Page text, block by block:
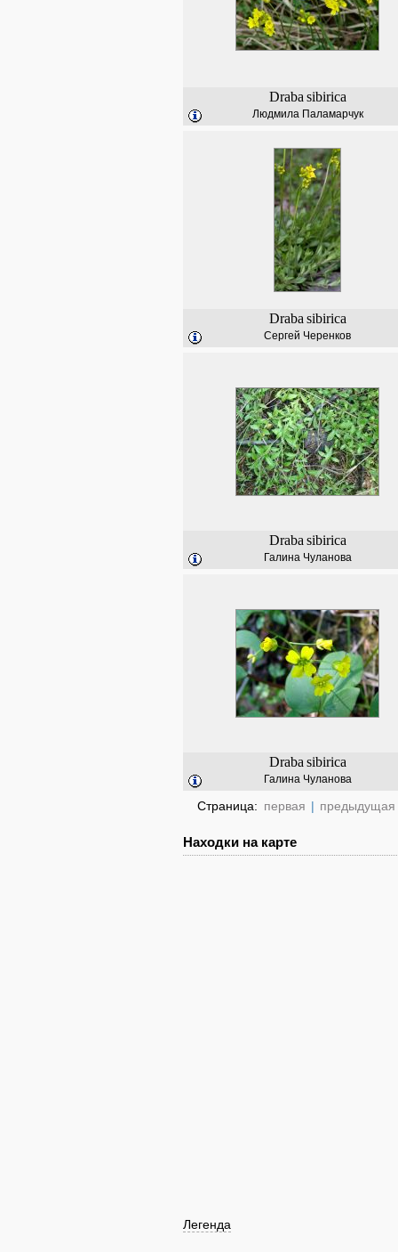
Draba sibirica
Людмила Паламарчук
Draba sibirica
Сергей Черенков
Draba sibirica
Галина Чуланова
Draba sibirica
Галина Чуланова
Страница: первая | предыдущая
Находки на карте
Легенда